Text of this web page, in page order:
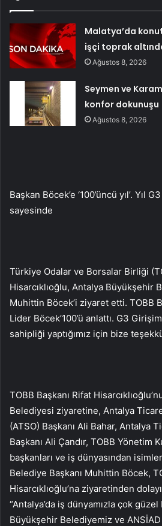
Malatya’da
işçi toprak
Ağustos 8, 2026
Seymen ve
konfor dokunuşu
Ağustos 8, 2026
Başkan Böcek’e ‘100’üncü yıl’. Yıl
sayesinde
Türkiye Odalar ve Borsalar Birliği
Hisarcıklıoğlu, Antalya Büyükşehir
Muhittin Böcek’i ziyaret etti. TOBB
Lider Böcek’100’ü anlattı. G3
sahipliği yaptığımız için bize
TOBB Başkanı Rifat
Belediyesi ziyaretine, Antalya
(ATSO) Başkanı Ali Bahar, Antalya
Başkanı Ali Çandır, TOBB Yönetim
başkanları ve iş dünyasından
Belediye Başkanı Muhittin Böcek,
Hisarcıklıoğlu’na ziyaretinden
“Antalya’da iş dünyamızla çok
Büyükşehir Belediyemiz ve